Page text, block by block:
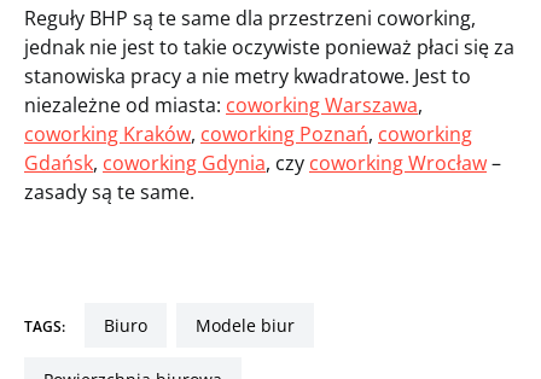
Reguły BHP są te same dla przestrzeni coworking,
jednak nie jest to takie oczywiste ponieważ płaci się za
stanowiska pracy a nie metry kwadratowe. Jest to
niezależne od miasta: coworking Warszawa,
coworking Kraków, coworking Poznań, coworking
Gdańsk, coworking Gdynia, czy coworking Wrocław–
zasady są te same.
TAGS: biuro modele biur